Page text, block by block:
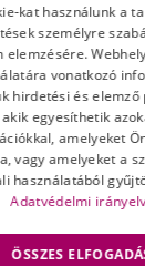
kat használunk a
személyre
elemzésére.
vonatkozó
hirdetési és
akik egyesíthetik
amelyeket
vagy amelyeket a
használatából
Adatvédelmi
ÖSSZES